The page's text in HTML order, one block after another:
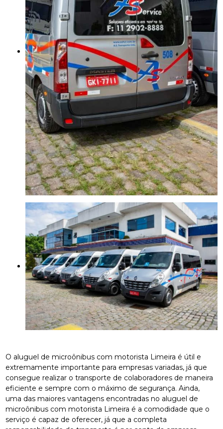
O aluguel de microônibus com motorista Limeira é útil e
extremamente importante para empresas variadas, já que
consegue realizar o transporte de colaboradores de maneira
eficiente e sempre com o máximo de segurança. Ainda,
uma das maiores vantagens encontradas no aluguel de
microônibus com motorista Limeira é a comodidade que o
serviço é capaz de oferecer, já que a completa